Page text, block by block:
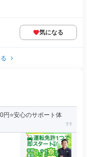
気になる
円⭐️安心のサポート体